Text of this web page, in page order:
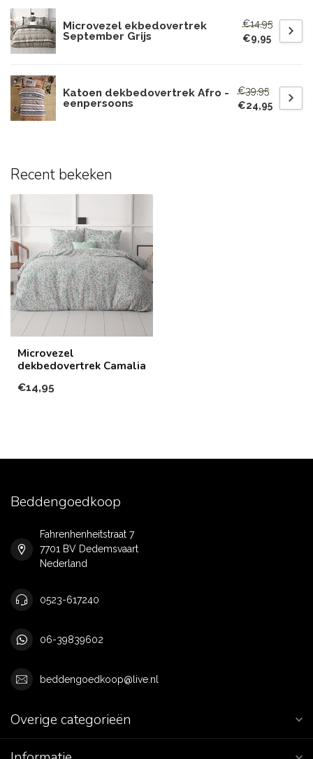
Microvezel ekbedovertrek
September Grijs
€14,95
€9,95
Katoen dekbedovertrek Afro -
eenpersoons
€39,95
€24,95
Recent bekeken
Microvezel
dekbedovertrek Camalia
€14,95
Beddengoedkoop
Fahrenhenheitstraat 7
7701 BV Dedemsvaart
Nederland
0523-617240
06-39839602
beddengoedkoop@live.nl
Overige categorieën